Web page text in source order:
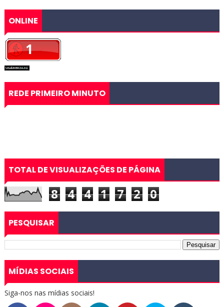
ONLINE
REDE PRIMEIRO MINUTO
TOTAL DE VISUALIZAÇÕES DE PÁGINA
8 4 4 1 7 2 0
PESQUISAR
MÍDIAS SOCIAIS
Siga-nos nas mídias sociais!